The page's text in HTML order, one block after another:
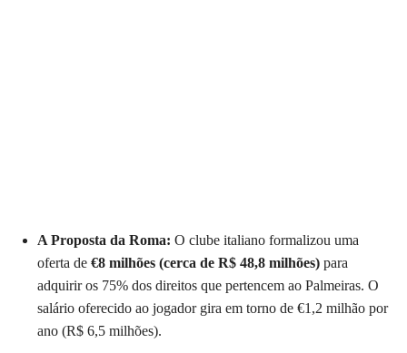
A Proposta da Roma: O clube italiano formalizou uma
oferta de €8 milhões (cerca de R$ 48,8 milhões) para
adquirir os 75% dos direitos que pertencem ao Palmeiras. O
salário oferecido ao jogador gira em torno de €1,2 milhão por
ano (R$ 6,5 milhões).